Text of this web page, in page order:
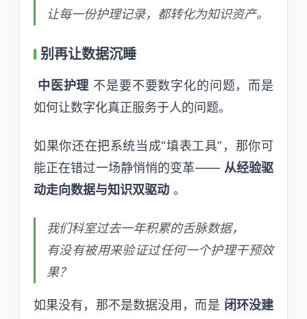
让每一份护理记录，都转化为知识资产。
别再让数据沉睡
中医护理 不是要不要数字化的问题，而是
如何让数字化真正服务于人的问题。
如果你还在把系统当成“填表工具”，那你可
能正在错过一场静悄悄的变革—— 从经验驱
动走向数据与知识双驱动 。
我们科室过去一年积累的舌脉数据，
有没有被用来验证过任何一个护理干预效
果？
如果没有，那不是数据没用，而是 闭环没建